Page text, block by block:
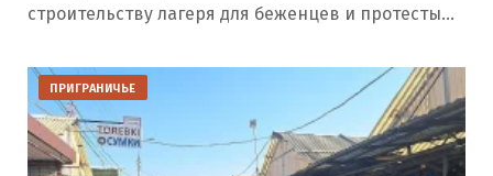
строительству лагеря для беженцев и протесты…
ПРИГРАНИЧЬЕ